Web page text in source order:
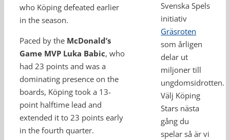
who Köping defeated earlier
in the season.
Paced by the McDonald’s
Game MVP Luka Babic, who
had 23 points and was a
dominating presence on the
boards, Köping took a 13-
point halftime lead and
extended it to 23 points early
in the fourth quarter.
Svenska Spels
initiativ
Gräsroten
som årligen
delar ut
miljoner till
ungdomsidrotten.
Välj Köping
Stars nästa
gång du
spelar så är vi